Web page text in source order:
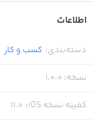
اطلاعات
دسته‌بندی: کسب‌ و ‌کار
نسخه:
1.0.0
کمینه نسخه iOS :
11.0